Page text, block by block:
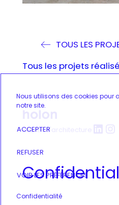
Nous utilisons des cookies pour
notre site.
ACCEPTER
REFUSER
VOIR LES PRÉFÉRENCES
Confidentialité
TOUS LES
Tous les projets
atelier d'architecture